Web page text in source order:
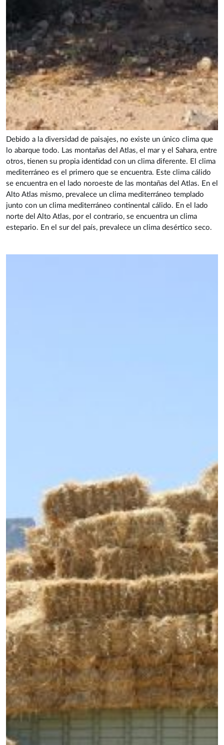
Debido a la diversidad de paisajes, no existe un único clima que
lo abarque todo. Las montañas del Atlas, el mar y el Sahara, entre
otros, tienen su propia identidad con un clima diferente. El clima
mediterráneo es el primero que se encuentra. Este clima cálido
se encuentra en el lado noroeste de las montañas del Atlas. En el
Alto Atlas mismo, prevalece un clima mediterráneo templado
junto con un clima mediterráneo continental cálido. En el lado
norte del Alto Atlas, por el contrario, se encuentra un clima
estepario. En el sur del país, prevalece un clima desértico seco.